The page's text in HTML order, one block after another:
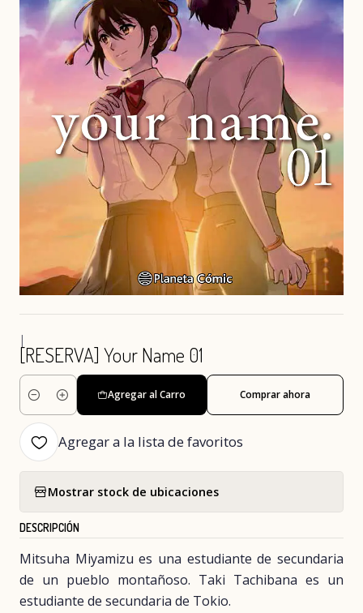
|
[RESERVA] Your Name 01
Cantidad
Agregar al Carro Comprar ahora
Agregar a la lista de favoritos
Mostrar stock de ubicaciones
DESCRIPCIÓN
Mitsuha Miyamizu es una estudiante de secundaria
de un pueblo montañoso. Taki Tachibana es un
estudiante de secundaria de Tokio.